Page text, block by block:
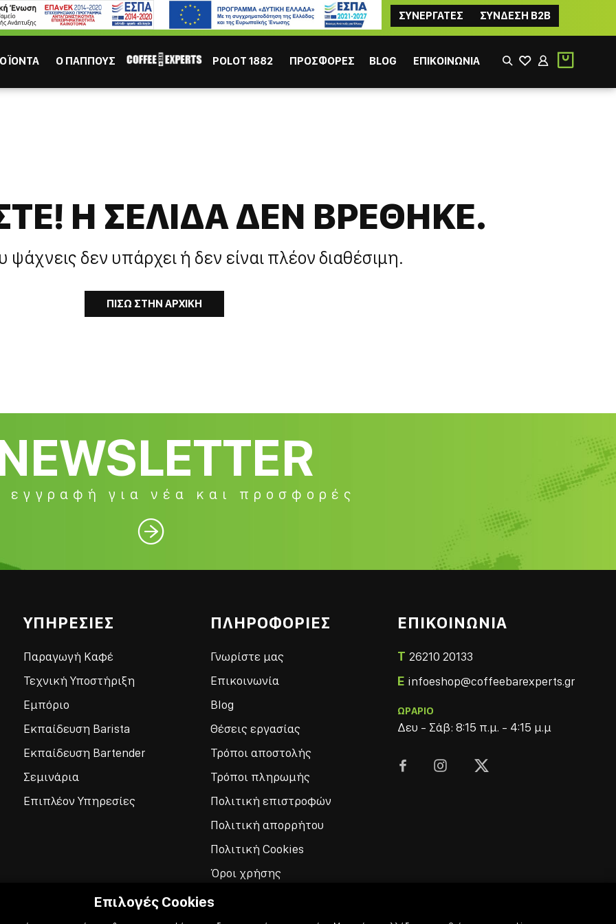
ΣΥΝΕΡΓΑΤΕΣ ΣΥΝΔΕΣΗ B2B
ΕΣΠΡΕΣΣΟ ΕΛΛΗΝΙΚΟΣ
Ο ΠΑΠΠΟΥΣ POLOT 1882 ΠΡΟΣΦΟΡΕΣ BLOG ΕΠΙΚΟΙΝΩΝΙΑ
ΙΣΩΣ ΣΕ ΕΝΔΙΑΦΕΡΟΥΝ
Σοκολάτα Χυμός
H ΣΕΛΙΔΑ ΔΕΝ ΒΡΕΘΗΚΕ.
ψάχνεις δεν υπάρχει ή δεν είναι πλέον διαθέσιμη.
ΠΙΣΩ ΣΤΗΝ ΑΡΧΙΚΗ
εγγραφή για νέα και προσφορές

ΥΠΗΡΕΣΙΕΣ
Παραγωγή Καφέ
Τεχνική Υποστήριξη
Εμπόριο
Εκπαίδευση Barista
Εκπαίδευση Bartender
Σεμινάρια
Επιπλέον Υπηρεσίες
ΠΛΗΡΟΦΟΡΙΕΣ
Γνωρίστε μας
Επικοινωνία
Blog
Θέσεις εργασίας
Τρόποι αποστολής
Τρόποι πληρωμής
Πολιτική επιστροφών
Πολιτική απορρήτου
Πολιτική Cookies
Όροι χρήσης
ΕΠΙΚΟΙΝΩΝΙΑ
T 26210 20133
E infoeshop@coffeebarexperts.gr
ΩΡΑΡΙΟ
Δευ - Σάβ: 8:15 π.μ. - 4:15 μ.μ
  
Επιλογές Cookies